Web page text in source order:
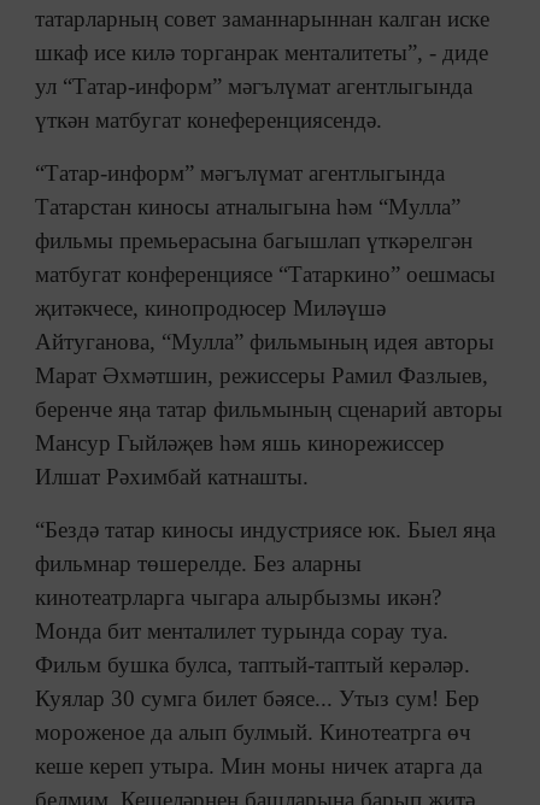
татарларның совет заманнарыннан калган иске
шкаф исе килә торганрак менталитеты”, - диде
ул “Татар-информ” мәгълүмат агентлыгында
үткән матбугат конеференциясендә.
“Татар-информ” мәгълүмат агентлыгында
Татарстан киносы атналыгына һәм “Мулла”
фильмы премьерасына багышлап үткәрелгән
матбугат конференциясе “Татаркино” оешмасы
җитәкчесе, кинопродюсер Миләүшә
Айтуганова, “Мулла” фильмының идея авторы
Марат Әхмәтшин, режиссеры Рамил Фазлыев,
беренче яңа татар фильмының сценарий авторы
Мансур Гыйләҗев һәм яшь кинорежиссер
Илшат Рәхимбай катнашты.
“Бездә татар киносы индустриясе юк. Быел яңа
фильмнар төшерелде. Без аларны
кинотеатрларга чыгара алырбызмы икән?
Монда бит менталилет турында сорау туа.
Фильм бушка булса, таптый-таптый керәләр.
Куялар 30 сумга билет бәясе... Утыз сум! Бер
мороженое да алып булмый. Кинотеатрга өч
кеше кереп утыра. Мин моны ничек атарга да
белмим. Кешеләрнең башларына барып җитә